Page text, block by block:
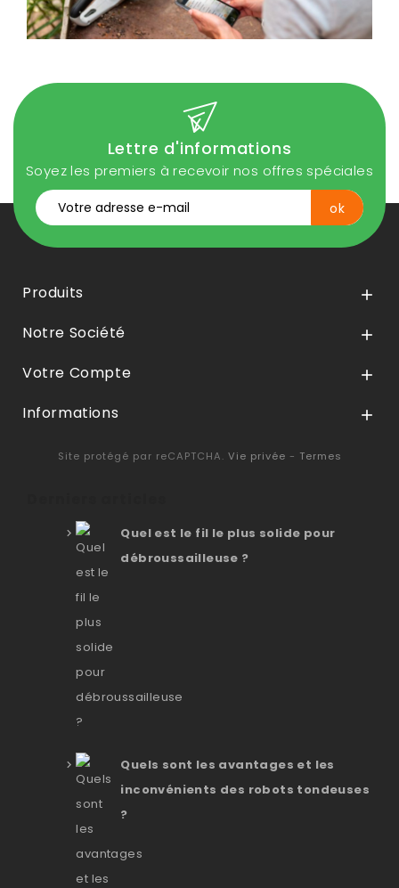
Lettre d'informations
Soyez les premiers à recevoir nos offres spéciales
Produits 
Notre Société 
Votre Compte 
Informations 
Site protégé par reCAPTCHA. Vie privée - Termes
Quel est le fil le plus solide pour
débroussailleuse ?
Quels sont les avantages et les
inconvénients des robots tondeuses
?